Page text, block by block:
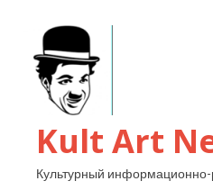
Kult Art
Культурный информационно-